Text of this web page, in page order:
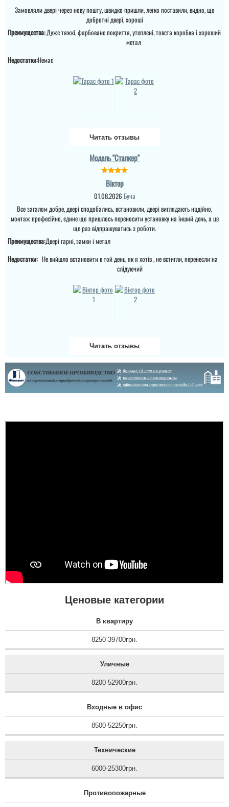
Замовляли двері в цій
компанії по рекомендації
знайомих, і хочу сказати
прийняття замовлення
Шукав надійні добротні
сподобалось .заказав
,поставили все добре я
Замовляли двері через нову пошту, швидко пришли, легко поставили, видно, що
добротні двері, хороші
Преимущества:Дуже тяжкі, фарбоване покриття, утеплені, товста коробка і хороший
метал
Недостатки:Немає
Читать отзывы
Модель "Сталкер"
Віктор
01.08.2026 Буча
Все загалом добре, двері сподобались, встановили, двері виглядають надійно,
монтаж професійно, єдине що пришлось переносити установку на інший день, а це
ще раз відпрашуватись з роботи.
Преимущества:Двері гарні, замки і метал
Недостатки: Не вийшло встановити в той день, як я хотів , не встигли, перенесли на
слідуючий
Читать отзывы
Ценовые категории
В квартиру
8250-39700грн.
Уличные
8200-52900грн.
Входные в офис
8500-52250грн.
Технические
6000-25300грн.
Противопожарные